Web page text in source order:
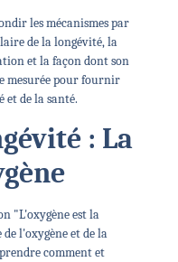
les mécanismes par
de la longévité, la
et la façon dont son
mesurée pour fournir
de la santé.
: La
"L'oxygène est la
l'oxygène et de la
comment et